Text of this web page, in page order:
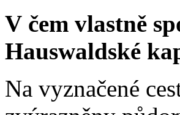
V čem vlastně
Hauswaldské
Na vyznačené